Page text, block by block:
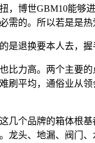
博世GBM10能
的。所以若是是
换要本人去，握
力高。两个主要
平均，通俗业从
个品牌的箱体根
头、地漏、阀门